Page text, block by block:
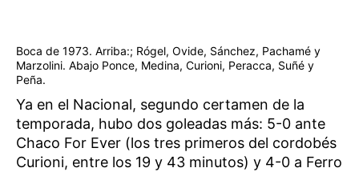
Boca de 1973. Arriba:; Rógel, Ovide, Sánchez, Pachamé y
Marzolini. Abajo Ponce, Medina, Curioni, Peracca, Suñé y
Peña.
Ya en el Nacional, segundo certamen de la
temporada, hubo dos goleadas más: 5-0 ante
Chaco For Ever (los tres primeros del cordobés
Curioni, entre los 19 y 43 minutos) y 4-0 a Ferro